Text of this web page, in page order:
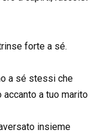
forte a sé.
a sé stessi che
a tuo marito
insieme